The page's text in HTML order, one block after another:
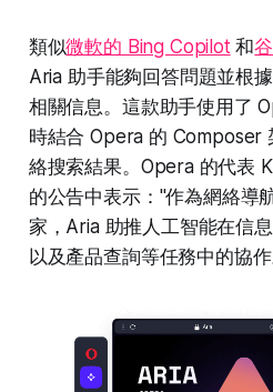
類似微軟的 Bing Copilot和
Aria 助手能夠回答問題並根
相關信息。這款助手使用了
時結合 Opera 的 Composer
絡搜索結果。Opera 的代表
的公告中表示："作為網絡導
家，Aria 助推人工智能在信
以及產品查詢等任務中的協